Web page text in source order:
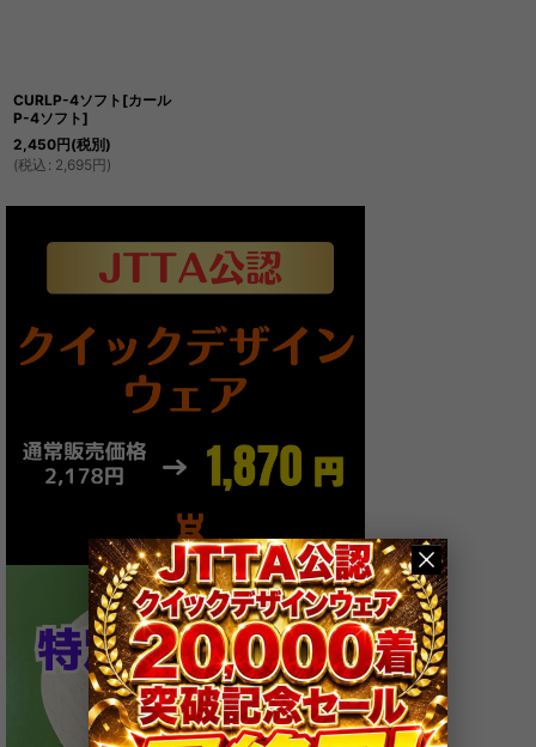
CURLP-4ソフト[カール
P-4ソフト]
2,450円(税別)
(税込 : 2,695円)